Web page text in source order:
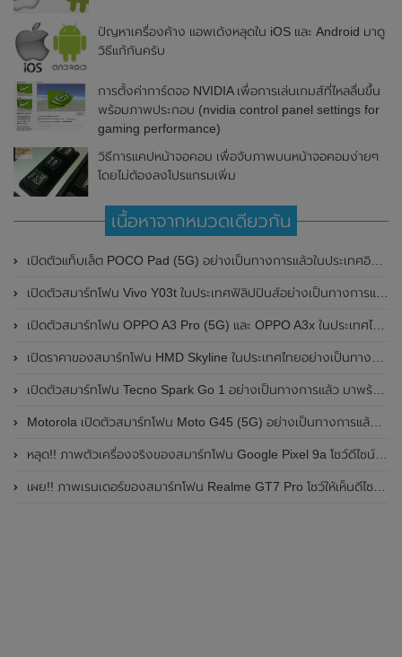
ปัญหาเครื่องค้าง แอพเด้งหลุดใน iOS และ Android มาดู
วิธีแก้กันครับ
การตั้งค่าการ์ดจอ NVIDIA เพื่อการเล่นเกมส์ที่ไหลลื่นขึ้น
พร้อมภาพประกอบ (nvidia control panel settings for
gaming performance)
วิธีการแคปหน้าจอคอม เพื่อจับภาพบนหน้าจอคอมง่ายๆ
โดยไม่ต้องลงโปรแกรมเพิ่ม
เนื้อหาจากหมวดเดียวกัน
เปิดตัวแท็บเล็ต POCO Pad (5G) อย่างเป็นทางการแล้วในประเทศอินเดีย มาพร้อมชิปเซ็ต Snapdragon 7s Gen 2 ของ Qualcomm และรองรับเครือข่าย 5G
เปิดตัวสมาร์ทโฟน Vivo Y03t ในประเทศฟิลิปปินส์อย่างเป็นทางการแล้ว มาพร้อมชิปเซ็ต Unisoc T612 , กล้องหลัง ความละเอียด 13MP , แบตเตอรี่ 5,000mAh และหน้าจอแสดงผล LCD / 90Hz
เปิดตัวสมาร์ทโฟน OPPO A3 Pro (5G) และ OPPO A3x ในประเทศไทยอย่างเป็นทางการแล้ว ในราคาเริ่มต้นเพียง 3,999 บาท
เปิดราคาของสมาร์ทโฟน HMD Skyline ในประเทศไทยอย่างเป็นทางการแล้ว ราคา 14,990 บาท
เปิดตัวสมาร์ทโฟน Tecno Spark Go 1 อย่างเป็นทางการแล้ว มาพร้อมหน้าจอแสดงผล LCD / 120Hz , แบตเตอรี่ 5,000mAh และใช้ชิปเซ็ต Unisoc
Motorola เปิดตัวสมาร์ทโฟน Moto G45 (5G) อย่างเป็นทางการแล้วในอินเดีย
หลุด!! ภาพตัวเครื่องจริงของสมาร์ทโฟน Google Pixel 9a โชว์ดีไซน์ใหม่ กล้องหลังแบนราบ ไม่มีกรอบของกล้องแล้ว
เผย!! ภาพเรนเดอร์ของสมาร์ทโฟน Realme GT7 Pro โชว์ให้เห็นดีไซน์ใหม่ พร้อมเผยรายละเอียดสเปกที่สำคัญบางส่วน